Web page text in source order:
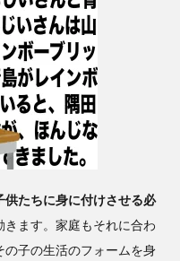
供たちに身に付けさせる必
ます。家庭もそれに合わ
子の生活のフォームを身